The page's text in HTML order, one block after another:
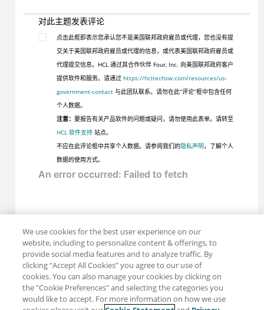
对此主题发表评论
点击此框即表示您承认您不是美国联邦政府雇员或代理，您也没有提
交关于美国联邦政府雇员或代理的信息，或代表美国联邦政府雇员或
代理提交信息。HCL 通过其合作伙伴 Four, Inc. 向美国联邦政府客户
提供软件和服务。请通过 https://hcltechsw.com/resources/us-
government-contact与此团队联系。请勿在此“评论”框中包含任何
个人数据。
注意： 要报告有关产品软件的问题或疑问，请勿使用此表单。请转至
HCL 软件支持站点。
不应在此评论框中共享个人数据。请参阅我们的隐私声明，了解个人
数据的使用方式。
We use cookies for the best user experience on our
website, including to personalize content & offerings, to
provide social media features and to analyze traffic. By
clicking “Accept All Cookies” you agree to our use of
cookies. You can also manage your cookies by clicking on
the "Cookie Preferences" and selecting the categories you
would like to accept. For more information on how we use